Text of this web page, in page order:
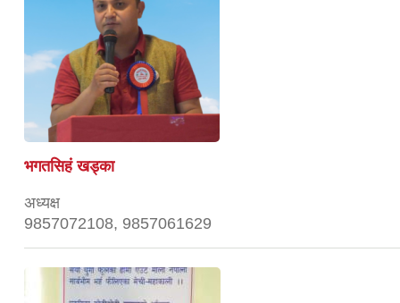
भगतसिहं खड्का
अध्यक्ष
9857072108, 9857061629